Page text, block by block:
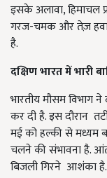
इसके अलावा, हिमाचल
गरज-चमक और तेज़
है.
दक्षिण भारत में भारी
भारतीय मौसम विभाग
कर दी है. इस दौरान
मई को हल्की से मध्यम
चलने की संभावना है.
बिजली गिरने आशंका है.